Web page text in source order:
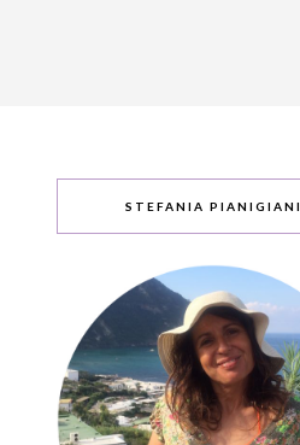
STEFANIA PIANIGIANI